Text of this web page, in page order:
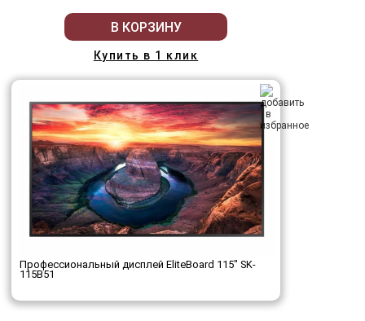
В КОРЗИНУ
Купить в 1 клик
Профессиональный дисплей EliteBoard 115" SK-
115B51